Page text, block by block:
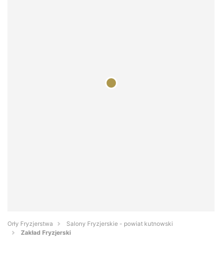
Orły Fryzjerstwa
Salony Fryzjerskie - powiat kutnowski
Zakład Fryzjerski